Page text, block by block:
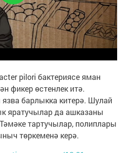
pilori бактериясе яман
фикер өстенлек итә.
язва барлыкка китерә. Шулай
яратучылар да ашказаны
тартучылар, полиплары
төркеменә керә.